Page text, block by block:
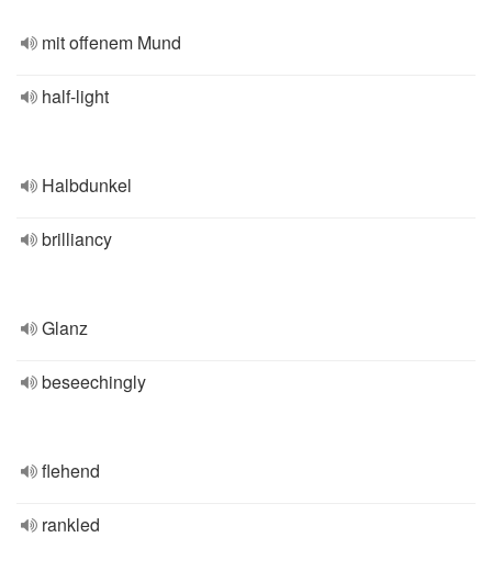
mit offenem Mund
half-light
Halbdunkel
brilliancy
Glanz
beseechingly
flehend
rankled